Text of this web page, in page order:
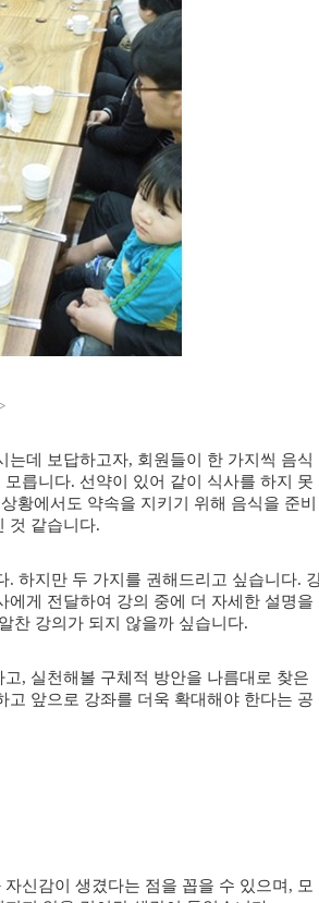
는데 보답하고자, 회원들이 한 가지씩 음식
모릅니다. 선약이 있어 같이 식사를 하지 못
황에서도 약속을 지키기 위해 음식을 준비
것 같습니다.
. 하지만 두 가지를 권해드리고 싶습니다.
에게 전달하여 강의 중에 더 자세한 설명을
찬 강의가 되지 않을까 싶습니다.
고, 실천해볼 구체적 방안을 나름대로 찾은
앞으로 강좌를 더욱 확대해야 한다는 공
신감이 생겼다는 점을 꼽을 수 있으며 , 모